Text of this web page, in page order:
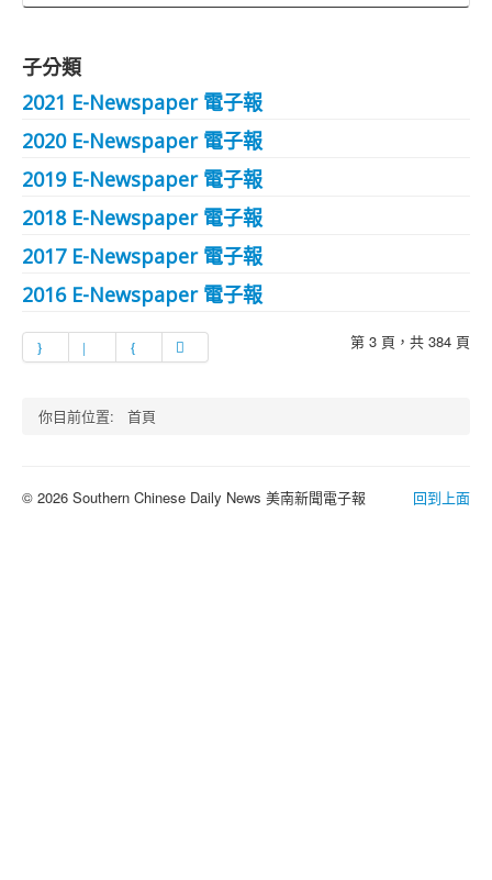
子分類
2021 E-Newspaper 電子報
2020 E-Newspaper 電子報
2019 E-Newspaper 電子報
2018 E-Newspaper 電子報
2017 E-Newspaper 電子報
2016 E-Newspaper 電子報
第 3 頁，共 384 頁
你目前位置: 首頁
回到上面
© 2026 Southern Chinese Daily News 美南新聞電子報